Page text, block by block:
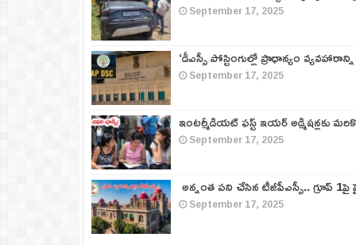
September 17, 2025
‘డీఎస్సీ పోస్టింగుల్లో ప్రాధాన్యం
September 17, 2025
ఇంటర్మీడియట్ ఫస్ట్‌ ఇయర్‌ అడ్మిషన్లకు
September 17, 2025
అన్నంత పని చేసిన టీజీపీఎస్సీ.. గ్రూప్‌
September 17, 2025